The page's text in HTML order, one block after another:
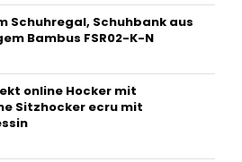
Schuhregal, Schuhbank aus
Bambus FSR02-K-N
online Hocker mit
Sitzhocker ecru mit